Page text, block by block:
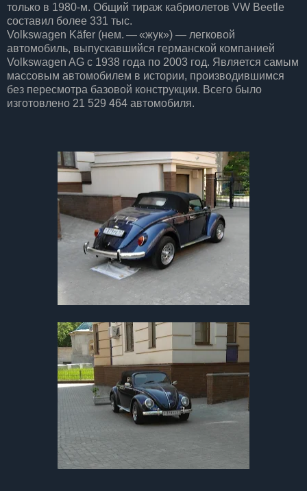
только в 1980-м. Общий тираж кабриолетов VW Beetle
составил более 331 тыс.
Volkswagen Käfer (нем. — «жук») — легковой
автомобиль, выпускавшийся германской компанией
Volkswagen AG с 1938 года по 2003 год. Является самым
массовым автомобилем в истории, производившимся
без пересмотра базовой конструкции. Всего было
изготовлено 21 529 464 автомобиля.